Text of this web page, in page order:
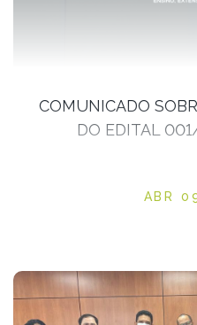
COMUNICADO
DO EDITAL
Posted
ABR